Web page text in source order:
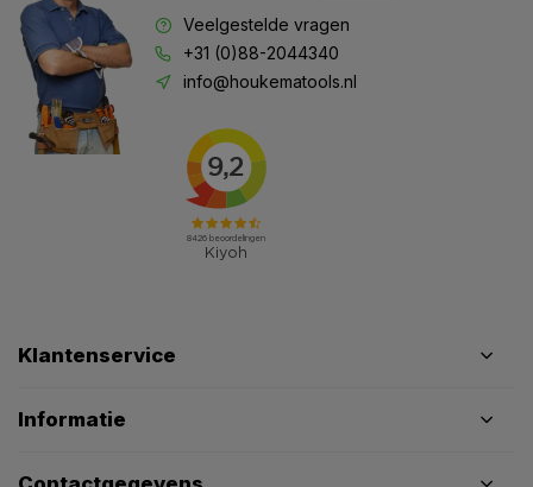
Veelgestelde vragen
+31 (0)88-2044340
info@houkematools.nl
Klantenservice
Informatie